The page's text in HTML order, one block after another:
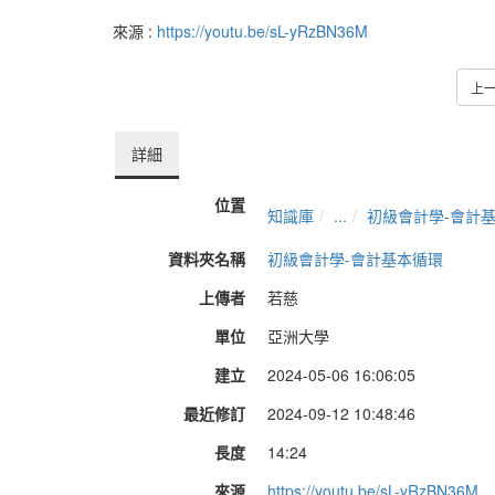
來源 : https://youtu.be/sL-yRzBN36M
上
詳細
位置 知識庫 ...
初級會計學-會計
資料夾名稱
初級會計學-會計基本循環
上傳者
若慈
單位
亞洲大學
建立
2024-05-06 16:06:05
最近修訂
2024-09-12 10:48:46
長度
14:24
來源
https://youtu.be/sL-yRzBN36M